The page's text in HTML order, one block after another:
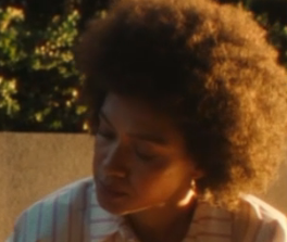
Perfil de usuario
Mis dispositivos
Mis pedidos
Mis direcciones
Mis suscripciones
Tech Elixir
Set
Português
Русский
繁體中文